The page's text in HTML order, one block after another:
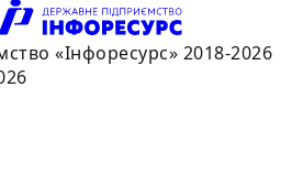
«Інфоресурс» 2018-2026